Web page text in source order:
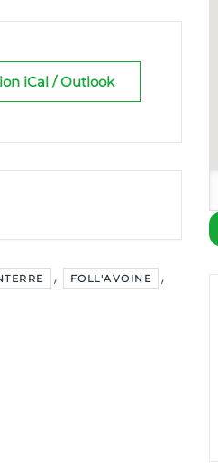
iCal / Outlook
, FOLL'AVOINE ,